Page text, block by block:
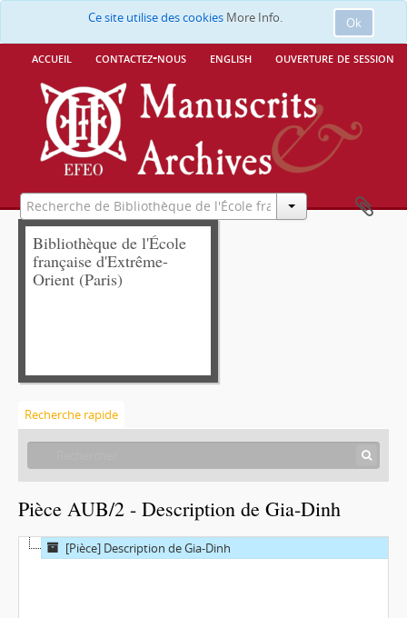
Ok
Ce site utilise des cookies More Info.
accueil contactez-nous english ouverture de session
Bibliothèque de l'École
française d'Extrême-
Orient (Paris)
Recherche rapide
Pièce AUB/2 - Description de Gia-Dinh
[Pièce] Description de Gia-Dinh